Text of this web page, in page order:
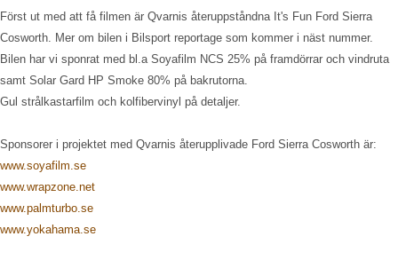
Först ut med att få filmen är Qvarnis återuppståndna It's Fun Ford Sierra
Cosworth. Mer om bilen i Bilsport reportage som kommer i näst nummer.
Bilen har vi sponrat med bl.a Soyafilm NCS 25% på framdörrar och vindruta
samt Solar Gard HP Smoke 80% på bakrutorna.
Gul strålkastarfilm och kolfibervinyl på detaljer.
Sponsorer i projektet med Qvarnis återupplivade Ford Sierra Cosworth är:
www.soyafilm.se
www.wrapzone.net
www.palmturbo.se
www.yokahama.se